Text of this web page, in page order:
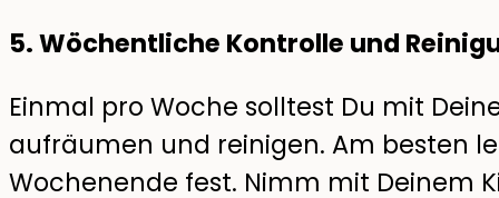
5. Wöchentliche Kontrolle und
Einmal pro Woche solltest Du mit
aufräumen und reinigen. Am besten
Wochenende fest. Nimm mit Deinem